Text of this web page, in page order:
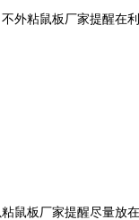
粘鼠板厂家提醒在
板厂家提醒尽量放